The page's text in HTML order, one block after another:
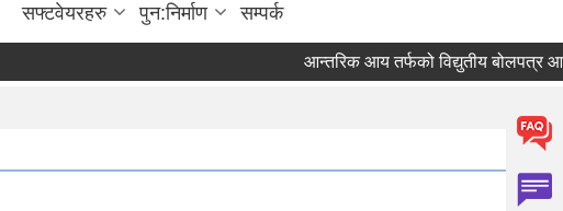
सफ्टवेयरहरु पुन:निर्माण सम्पर्क
आन्तरिक आय तर्फको विद्युतीय बोलपत्र